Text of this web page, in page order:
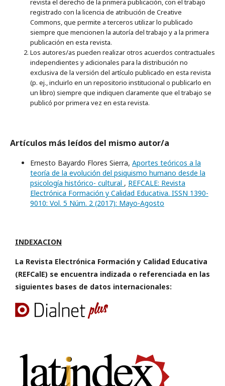
revista el derecho de la primera publicación, con el trabajo
registrado con la licencia de atribución de Creative
Commons, que permite a terceros utilizar lo publicado
siempre que mencionen la autoría del trabajo y a la primera
publicación en esta revista.
Los autores/as pueden realizar otros acuerdos contractuales
independientes y adicionales para la distribución no
exclusiva de la versión del artículo publicado en esta revista
(p. ej., incluirlo en un repositorio institucional o publicarlo en
un libro) siempre que indiquen claramente que el trabajo se
publicó por primera vez en esta revista.
Artículos más leídos del mismo autor/a
Ernesto Bayardo Flores Sierra, Aportes teóricos a la
teoría de la evolución del psiquismo humano desde la
psicología histórico- cultural , REFCALE: Revista
Electrónica Formación y Calidad Educativa. ISSN 1390-
9010: Vol. 5 Núm. 2 (2017): Mayo-Agosto
INDEXACION
La Revista Electrónica Formación y Calidad Educativa
(REFCalE) se encuentra indizada o referenciada en las
siguientes bases de datos internacionales: